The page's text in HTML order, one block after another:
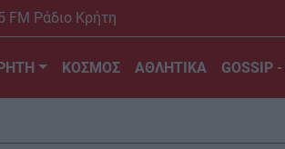
FM Ράδιο Κρήτη
ΚΟΣΜΟΣ ΑΘΛΗΤΙΚΑ GOSSIP